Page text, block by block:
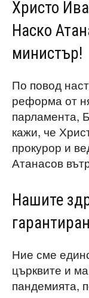
Христо
Наско
министър!
По повод
реформа от
парламента,
кажи, че
прокурор и
Атанасов
Нашите
Ние сме
църквите и
пандемията,